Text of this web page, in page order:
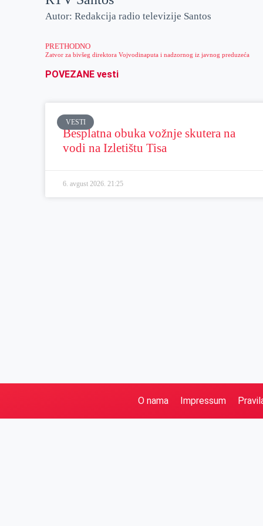
Autor: Redakcija radio televizije Santos
PRETHODNO
Zatvor za bivšeg direktora Vojvodinaputa i nadzornog iz javnog preduzeća
POVEZANE vesti
VESTI
Besplatna obuka vožnje skutera na
vodi na Izletištu Tisa
6. avgust 2026. 21:25
O nama Impressum